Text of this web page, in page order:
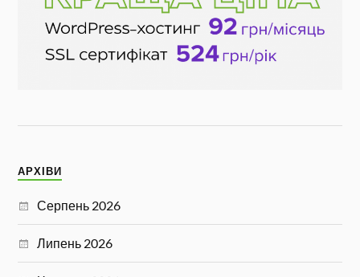
АРХІВИ
Серпень 2026
Липень 2026